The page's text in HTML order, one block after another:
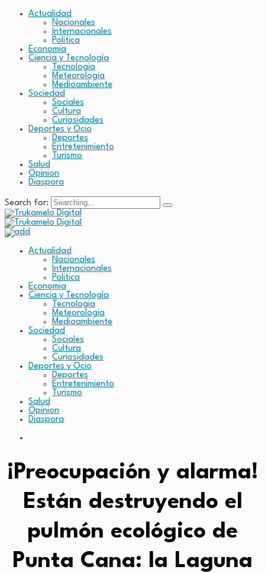
Actualidad
Nacionales
Internacionales
Politica
Economia
Ciencia y Tecnología
Tecnologia
Meteorologia
Medioambiente
Sociedad
Sociales
Cultura
Curiosidades
Deportes y Ocio
Deportes
Entretenimiento
Turismo
Salud
Opinion
Diaspora
Search for:
Actualidad
Nacionales
Internacionales
Politica
Economia
Ciencia y Tecnología
Tecnologia
Meteorologia
Medioambiente
Sociedad
Sociales
Cultura
Curiosidades
Deportes y Ocio
Deportes
Entretenimiento
Turismo
Salud
Opinion
Diaspora
¡Preocupación y alarma!
Están destruyendo el
pulmón ecológico de
Punta Cana: la Laguna